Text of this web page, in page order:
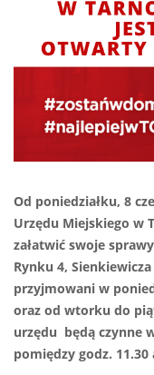
Od poniedziałku, 8
Urzędu Miejskiego w
załatwić swoje
Rynku 4,
przyjmowani w
oraz od wtorku do
urzędu będą czynne
pomiędzy godz. 11.30